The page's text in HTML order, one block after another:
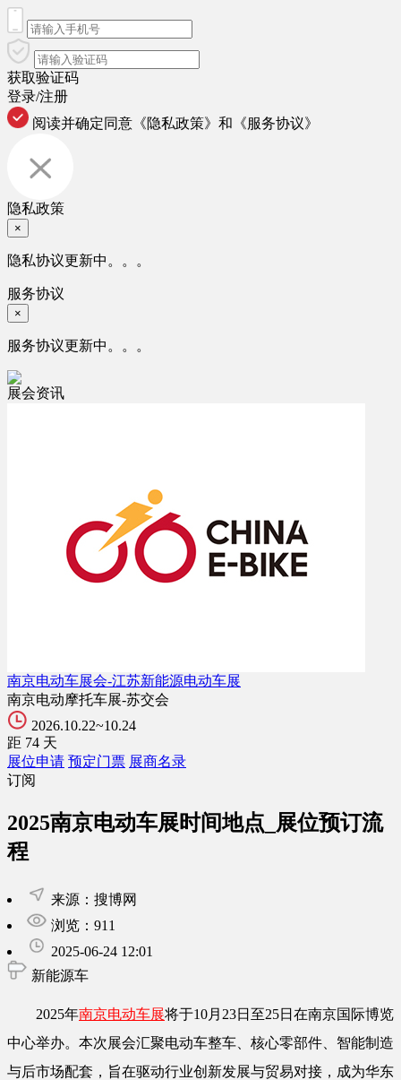
获取验证码
登录/注册
阅读并确定同意 《隐私政策》 和 《服务协议》
隐私政策
×
隐私协议更新中。。。
服务协议
×
服务协议更新中。。。
展会资讯
南京电动车展会-江苏新能源电动车展
南京电动摩托车展-苏交会
2026.10.22~10.24
距 74 天
展位申请 预定门票 展商名录
订阅
2025南京电动车展时间地点_展位预订流
程
来源：搜博网
浏览：911
2025-06-24 12:01
新能源车
2025年南京电动车展将于10月23日至25日在南京国际博览
中心举办。本次展会汇聚电动车整车、核心零部件、智能制造
与后市场配套，旨在驱动行业创新发展与贸易对接，成为华东